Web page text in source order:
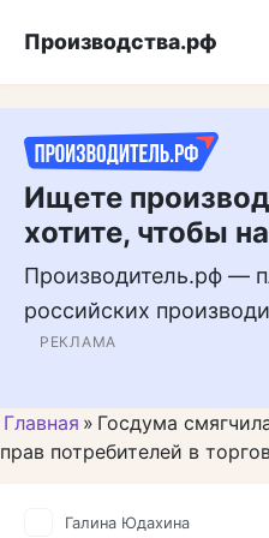
Производства.рф
Ищете
хотите, чтобы
Производитель.рф —
российских
РЕКЛАМА
Главная » Госдума
прав потребителей в
Галина Юдахина